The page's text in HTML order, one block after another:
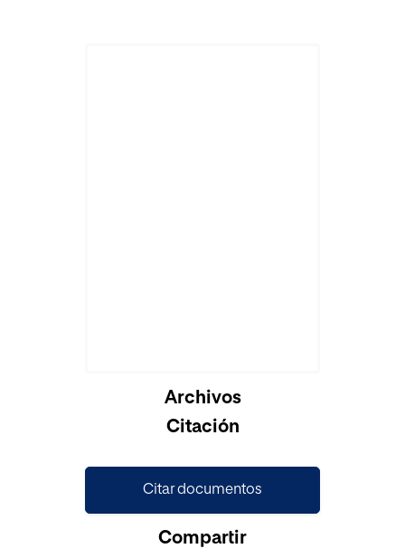
Archivos
Citación
Citar documentos
Compartir